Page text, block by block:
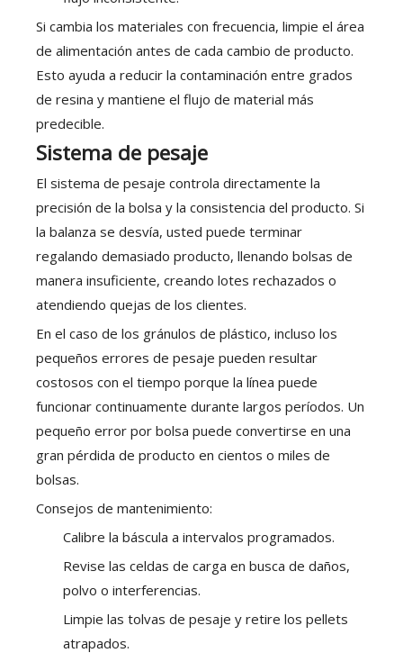
Si cambia los materiales con frecuencia, limpie el área
de alimentación antes de cada cambio de producto.
Esto ayuda a reducir la contaminación entre grados
de resina y mantiene el flujo de material más
predecible.
Sistema de pesaje
El sistema de pesaje controla directamente la
precisión de la bolsa y la consistencia del producto. Si
la balanza se desvía, usted puede terminar
regalando demasiado producto, llenando bolsas de
manera insuficiente, creando lotes rechazados o
atendiendo quejas de los clientes.
En el caso de los gránulos de plástico, incluso los
pequeños errores de pesaje pueden resultar
costosos con el tiempo porque la línea puede
funcionar continuamente durante largos períodos. Un
pequeño error por bolsa puede convertirse en una
gran pérdida de producto en cientos o miles de
bolsas.
Consejos de mantenimiento:
Calibre la báscula a intervalos programados.
Revise las celdas de carga en busca de daños,
polvo o interferencias.
Limpie las tolvas de pesaje y retire los pellets
atrapados.